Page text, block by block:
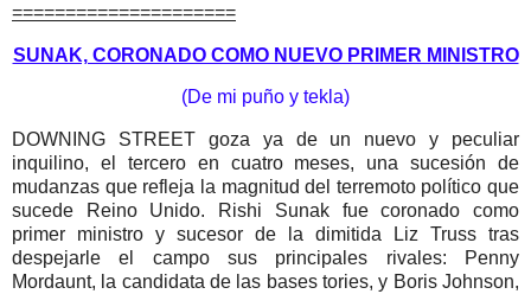
=====================
SUNAK, CORONADO COMO NUEVO PRIMER MINISTRO
(De mi puño y tekla)
DOWNING STREET goza ya de un nuevo y peculiar
inquilino, el tercero en cuatro meses, una sucesión de
mudanzas que refleja la magnitud del terremoto político que
sucede Reino Unido. Rishi Sunak fue coronado como
primer ministro y sucesor de la dimitida Liz Truss tras
despejarle el campo sus principales rivales: Penny
Mordaunt, la candidata de las bases tories, y Boris Johnson,